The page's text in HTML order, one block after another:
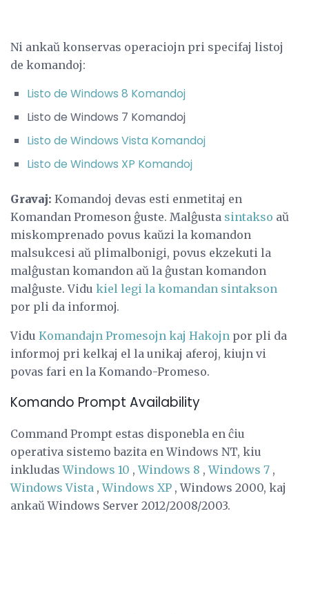
Ni ankaŭ konservas operaciojn pri specifaj listoj
de komandoj:
Listo de Windows 8 Komandoj
Listo de Windows 7 Komandoj
Listo de Windows Vista Komandoj
Listo de Windows XP Komandoj
Gravaj: Komandoj devas esti enmetitaj en
Komandan Promeson ĝuste. Malĝusta sintakso aŭ
miskomprenado povus kaŭzi la komandon
malsukcesi aŭ plimalbonigi, povus ekzekuti la
malĝustan komandon aŭ la ĝustan komandon
malĝuste. Vidu kiel legi la komandan sintakson
por pli da informoj.
Vidu Komandajn Promesojn kaj Hakojn por pli da
informoj pri kelkaj el la unikaj aferoj, kiujn vi
povas fari en la Komando-Promeso.
Komando Prompt Availability
Command Prompt estas disponebla en ĉiu
operativa sistemo bazita en Windows NT, kiu
inkludasWindows 10 ,Windows 8 ,Windows 7 ,
Windows Vista ,Windows XP , Windows 2000, kaj
ankaŭ Windows Server 2012/2008/2003.